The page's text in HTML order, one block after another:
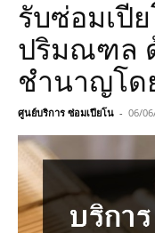
รับซ่อมเปี
ปริมณฑล
ชำนาญโด
ศูนย์บริการ ซ่อมเปียโน - 06/